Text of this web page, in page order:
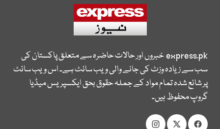
express.pkخبروں اور حالات حاضرہ سے متعلق پاکستان کی
سب سے زیادہ وزٹ کی جانے والی ویب سائٹ ہے۔ اس ویب سائٹ
پر شائع شدہ تمام مواد کے جملہ حقوق بحق ایکسپریس میڈیا
گروپ محفوظ ہیں۔